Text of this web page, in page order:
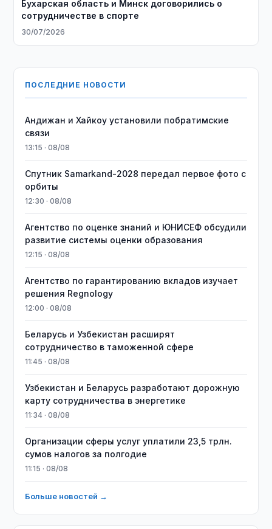
Бухарская область и Минск договорились о
сотрудничестве в спорте
30/07/2026
ПОСЛЕДНИЕ НОВОСТИ
Андижан и Хайкоу установили побратимские
связи
13:15 · 08/08
Спутник Samarkand-2028 передал первое фото с
орбиты
12:30 · 08/08
Агентство по оценке знаний и ЮНИСЕФ обсудили
развитие системы оценки образования
12:15 · 08/08
Агентство по гарантированию вкладов изучает
решения Regnology
12:00 · 08/08
Беларусь и Узбекистан расширят
сотрудничество в таможенной сфере
11:45 · 08/08
Узбекистан и Беларусь разработают дорожную
карту сотрудничества в энергетике
11:34 · 08/08
Организации сферы услуг уплатили 23,5 трлн.
сумов налогов за полгодие
11:15 · 08/08
Больше новостей →